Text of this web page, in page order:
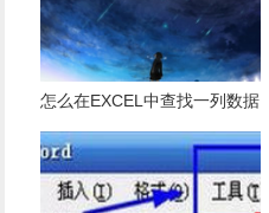
怎么在EXCEL中查找一列数据
有多少是重复的？